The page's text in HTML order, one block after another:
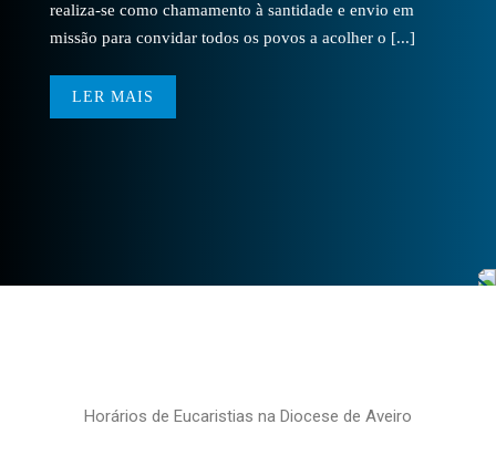
realiza-se como chamamento à santidade e envio em
missão para convidar todos os povos a acolher o [...]
LER MAIS
Horários de Eucaristias na Diocese de Aveiro